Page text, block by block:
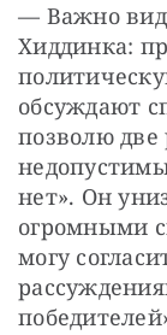
— Важно
Хиддинка:
обсуждают
позволю
нет». Он
огромными
могу